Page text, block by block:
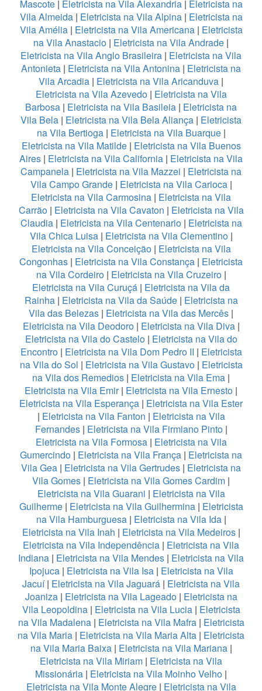
Mascote| Eletricista na Vila Alexandria| Eletricista na
Vila Almeida | Eletricista na Vila Alpina | Eletricista na
Vila Amélia | Eletricista na Vila Americana| Eletricista
na Vila Anastacio | Eletricista na Vila Andrade |
Eletricista na Vila Anglo Brasileira | Eletricista na Vila
Antonieta | Eletricista na Vila Antonina | Eletricista na
Vila Arcadia | Eletricista na Vila Aricanduva |
Eletricista na Vila Azevedo| Eletricista na Vila
Barbosa | Eletricista na Vila Basileia | Eletricista na
Vila Bela | Eletricista na Vila Bela Aliança | Eletricista
na Vila Bertioga| Eletricista na Vila Buarque|
Eletricista na Vila Matilde| Eletricista na Vila Buenos
Aires | Eletricista na Vila California | Eletricista na Vila
Campanela | Eletricista na Vila Mazzei | Eletricista na
Vila Campo Grande| Eletricista na Vila Carioca|
Eletricista na Vila Carmosina | Eletricista na Vila
Carrão| Eletricista na Vila Cavaton | Eletricista na Vila
Claudia| Eletricista na Vila Centenario| Eletricista na
Vila Chica Luisa | Eletricista na Vila Clementino|
Eletricista na Vila Conceição| Eletricista na Vila
Congonhas | Eletricista na Vila Constança | Eletricista
na Vila Cordeiro| Eletricista na Vila Cruzeiro |
Eletricista na Vila Curuçá | Eletricista na Vila da
Rainha | Eletricista na Vila da Saúde| Eletricista na
Vila das Belezas | Eletricista na Vila das Mercês |
Eletricista na Vila Deodoro| Eletricista na Vila Diva|
Eletricista na Vila do Castelo| Eletricista na Vila do
Encontro| Eletricista na Vila Dom Pedro II | Eletricista
na Vila do Sol | Eletricista na Vila Gustavo| Eletricista
na Vila dos Remedios | Eletricista na Vila Ema |
Eletricista na Vila Emir| Eletricista na Vila Ernesto |
Eletricista na Vila Esperança | Eletricista na Vila Ester
| Eletricista na Vila Fanton | Eletricista na Vila
Fernandes| Eletricista na Vila Firmiano Pinto|
Eletricista na Vila Formosa| Eletricista na Vila
Gumercindo | Eletricista na Vila França | Eletricista na
Vila Gea | Eletricista na Vila Gertrudes | Eletricista na
Vila Gomes | Eletricista na Vila Gomes Cardim |
Eletricista na Vila Guarani | Eletricista na Vila
Guilherme| Eletricista na Vila Guilhermina| Eletricista
na Vila Hamburguesa| Eletricista na Vila Ida|
Eletricista na Vila Inah | Eletricista na Vila Medeiros|
Eletricista na Vila Independência | Eletricista na Vila
Indiana | Eletricista na Vila Mendes | Eletricista na Vila
Ipojuca| Eletricista na Vila Isa| Eletricista na Vila
Jacuí| Eletricista na Vila Jaguará | Eletricista na Vila
Joaniza| Eletricista na Vila Lageado| Eletricista na
Vila Leopoldina| Eletricista na Vila Lucia| Eletricista
na Vila Madalena| Eletricista na Vila Mafra | Eletricista
na Vila Maria | Eletricista na Vila Maria Alta | Eletricista
na Vila Maria Baixa| Eletricista na Vila Mariana|
Eletricista na Vila Miriam | Eletricista na Vila
Missionária | Eletricista na Vila Moinho Velho |
Eletricista na Vila Monte Alegre| Eletricista na Vila